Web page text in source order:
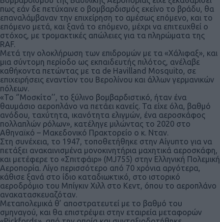
πως εάν δε πετύχαινε ο βομβαρδισμός εκείνο το βράδυ, θα
επαναλάμβαναν την επιχείρηση το αμέσως επόμενο, και το
επόμενο μετά, και ξανά το επόμενο, μέχρι να επιτευχθεί ο
στόχος, με τρομακτικές απώλειες για τα πληρώματα της
RAF.
Μετά την ολοκλήρωση των επιδρομών με τα «Χάλιφαξ», και
μια σύντομη περίοδο ως εκπαιδευτής πιλότος, ανέλαβε
καθήκοντα πετώντας με τα de Havilland Mosquito, σε
επιχειρήσεις εναντίον του Βερολίνου και άλλων γερμανικών
πόλεων.
«Το ‘’Μοσκίτο’’, το ξύλινο βομβαρδιστικό, ήταν ένα
θαυμάσιο αεροπλάνο να πετάει κανείς. Τα είχε όλα, βαθμό
ανόδου, ταχύτητα, ικανότητα ελιγμών, ένα αεροσκάφος
πολλαπλών ρόλων», κατέληγε μιλώντας το 2020 στο
Αθηναϊκό – Μακεδονικό Πρακτορείο ο κ. Νταν.
Στη συνέχεια, το 1947, τοποθετήθηκε στην Αίγυπτο για να
πετάξει ανακαινισμένα μονοκινητήρια μαχητικά αεροσκάφη,
και μετέφερε το «Σπιτφάιρ» (MJ755) στην Ελληνική Πολεμική
Αεροπορία. Λίγο περισσότερο από 70 χρόνια αργότερα,
κάθισε ξανά στο ίδιο καταδιωκτικό, στο ιστορικό
αεροδρόμιο του Μπίγκιν Χιλλ στο Κεντ, όπου το αεροπλάνο
ανακατασκευαζόταν.
Μεταπολεμικά θ’ αποστρατευτεί με το βαθμό του
σμηναγού, και θα επιστρέψει στην εταιρεία μεταφορών